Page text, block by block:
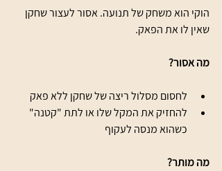
הוקי הוא משחק של תנועה. אסור לעצור שחקן
שאין לו את הפאק.
מה אסור?
לחסום מסלול ריצה של שחקן ללא פאק
להחזיק את המקל שלו או לתת "קטנה"
כשהוא מנסה לעקוף
מה מותר?